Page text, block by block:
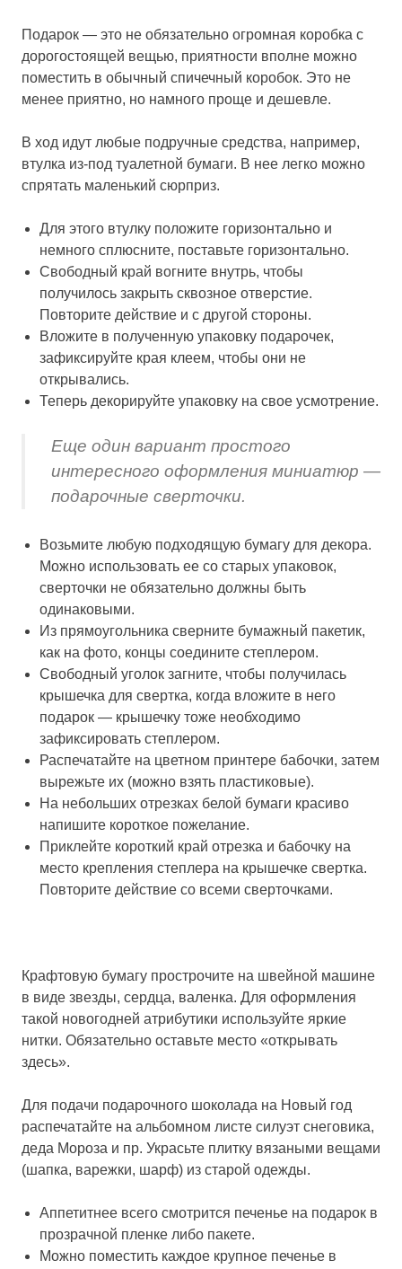
Подарок — это не обязательно огромная коробка с
дорогостоящей вещью, приятности вполне можно
поместить в обычный спичечный коробок. Это не
менее приятно, но намного проще и дешевле.
В ход идут любые подручные средства, например,
втулка из-под туалетной бумаги. В нее легко можно
спрятать маленький сюрприз.
Для этого втулку положите горизонтально и
немного сплюсните, поставьте горизонтально.
Свободный край вогните внутрь, чтобы
получилось закрыть сквозное отверстие.
Повторите действие и с другой стороны.
Вложите в полученную упаковку подарочек,
зафиксируйте края клеем, чтобы они не
открывались.
Теперь декорируйте упаковку на свое усмотрение.
Еще один вариант простого
интересного оформления миниатюр —
подарочные сверточки.
Возьмите любую подходящую бумагу для декора.
Можно использовать ее со старых упаковок,
сверточки не обязательно должны быть
одинаковыми.
Из прямоугольника сверните бумажный пакетик,
как на фото, концы соедините степлером.
Свободный уголок загните, чтобы получилась
крышечка для свертка, когда вложите в него
подарок — крышечку тоже необходимо
зафиксировать степлером.
Распечатайте на цветном принтере бабочки, затем
вырежьте их (можно взять пластиковые).
На небольших отрезках белой бумаги красиво
напишите короткое пожелание.
Приклейте короткий край отрезка и бабочку на
место крепления степлера на крышечке свертка.
Повторите действие со всеми сверточками.
Крафтовую бумагу прострочите на швейной машине
в виде звезды, сердца, валенка. Для оформления
такой новогодней атрибутики используйте яркие
нитки. Обязательно оставьте место «открывать
здесь».
Для подачи подарочного шоколада на Новый год
распечатайте на альбомном листе силуэт снеговика,
деда Мороза и пр. Украсьте плитку вязаными вещами
(шапка, варежки, шарф) из старой одежды.
Аппетитнее всего смотрится печенье на подарок в
прозрачной пленке либо пакете.
Можно поместить каждое крупное печенье в